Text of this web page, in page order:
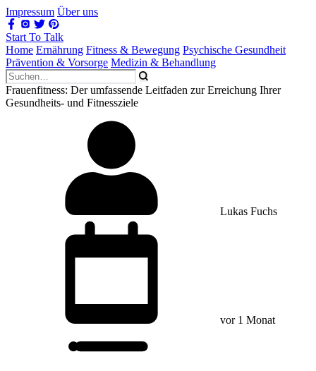
Impressum Über uns
Start To Talk
Home Ernährung Fitness & Bewegung Psychische Gesundheit
Prävention & Vorsorge Medizin & Behandlung
Frauenfitness: Der umfassende Leitfaden zur Erreichung Ihrer
Gesundheits- und Fitnessziele
Lukas Fuchs
vor 1 Monat